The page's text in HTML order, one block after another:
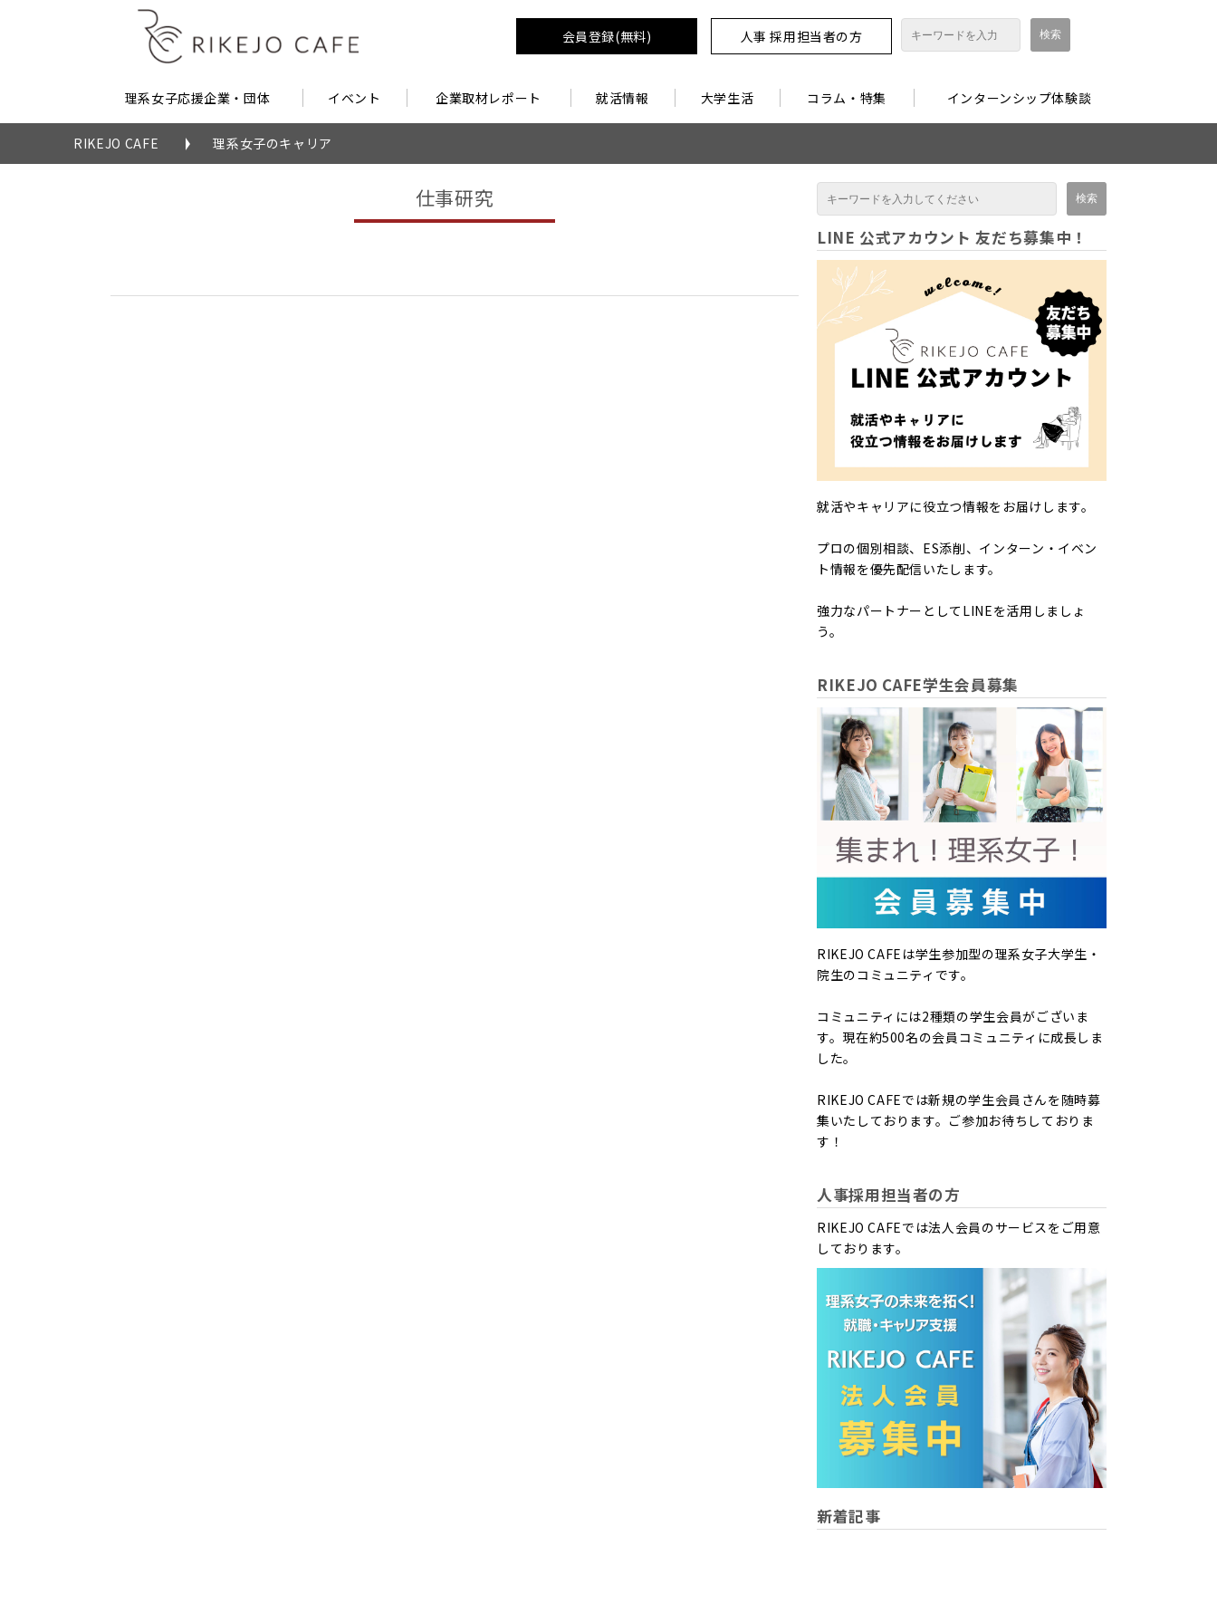
会員登録(無料) 人事 採用担当者の方
理系女子応援企業・団体 イベント 企業取材レポート 就活情報 大学生活 コラム・特集 インターンシップ体験談
RIKEJO CAFE 理系女子のキャリア
仕事研究
LINE 公式アカウント 友だち募集中！
就活やキャリアに役立つ情報をお届けします。
プロの個別相談、ES添削、インターン・イベン
ト情報を優先配信いたします。
強力なパートナーとしてLINEを活用しましょ
う。
RIKEJO CAFE学生会員募集
RIKEJO CAFEは学生参加型の理系女子大学生・
院生のコミュニティです。
コミュニティには2種類の学生会員がございま
す。現在約500名の会員コミュニティに成長しま
した。
RIKEJO CAFEでは新規の学生会員さんを随時募
集いたしております。ご参加お待ちしておりま
す！
人事採用担当者の方
RIKEJO CAFEでは法人会員のサービスをご用意
しております。
新着記事